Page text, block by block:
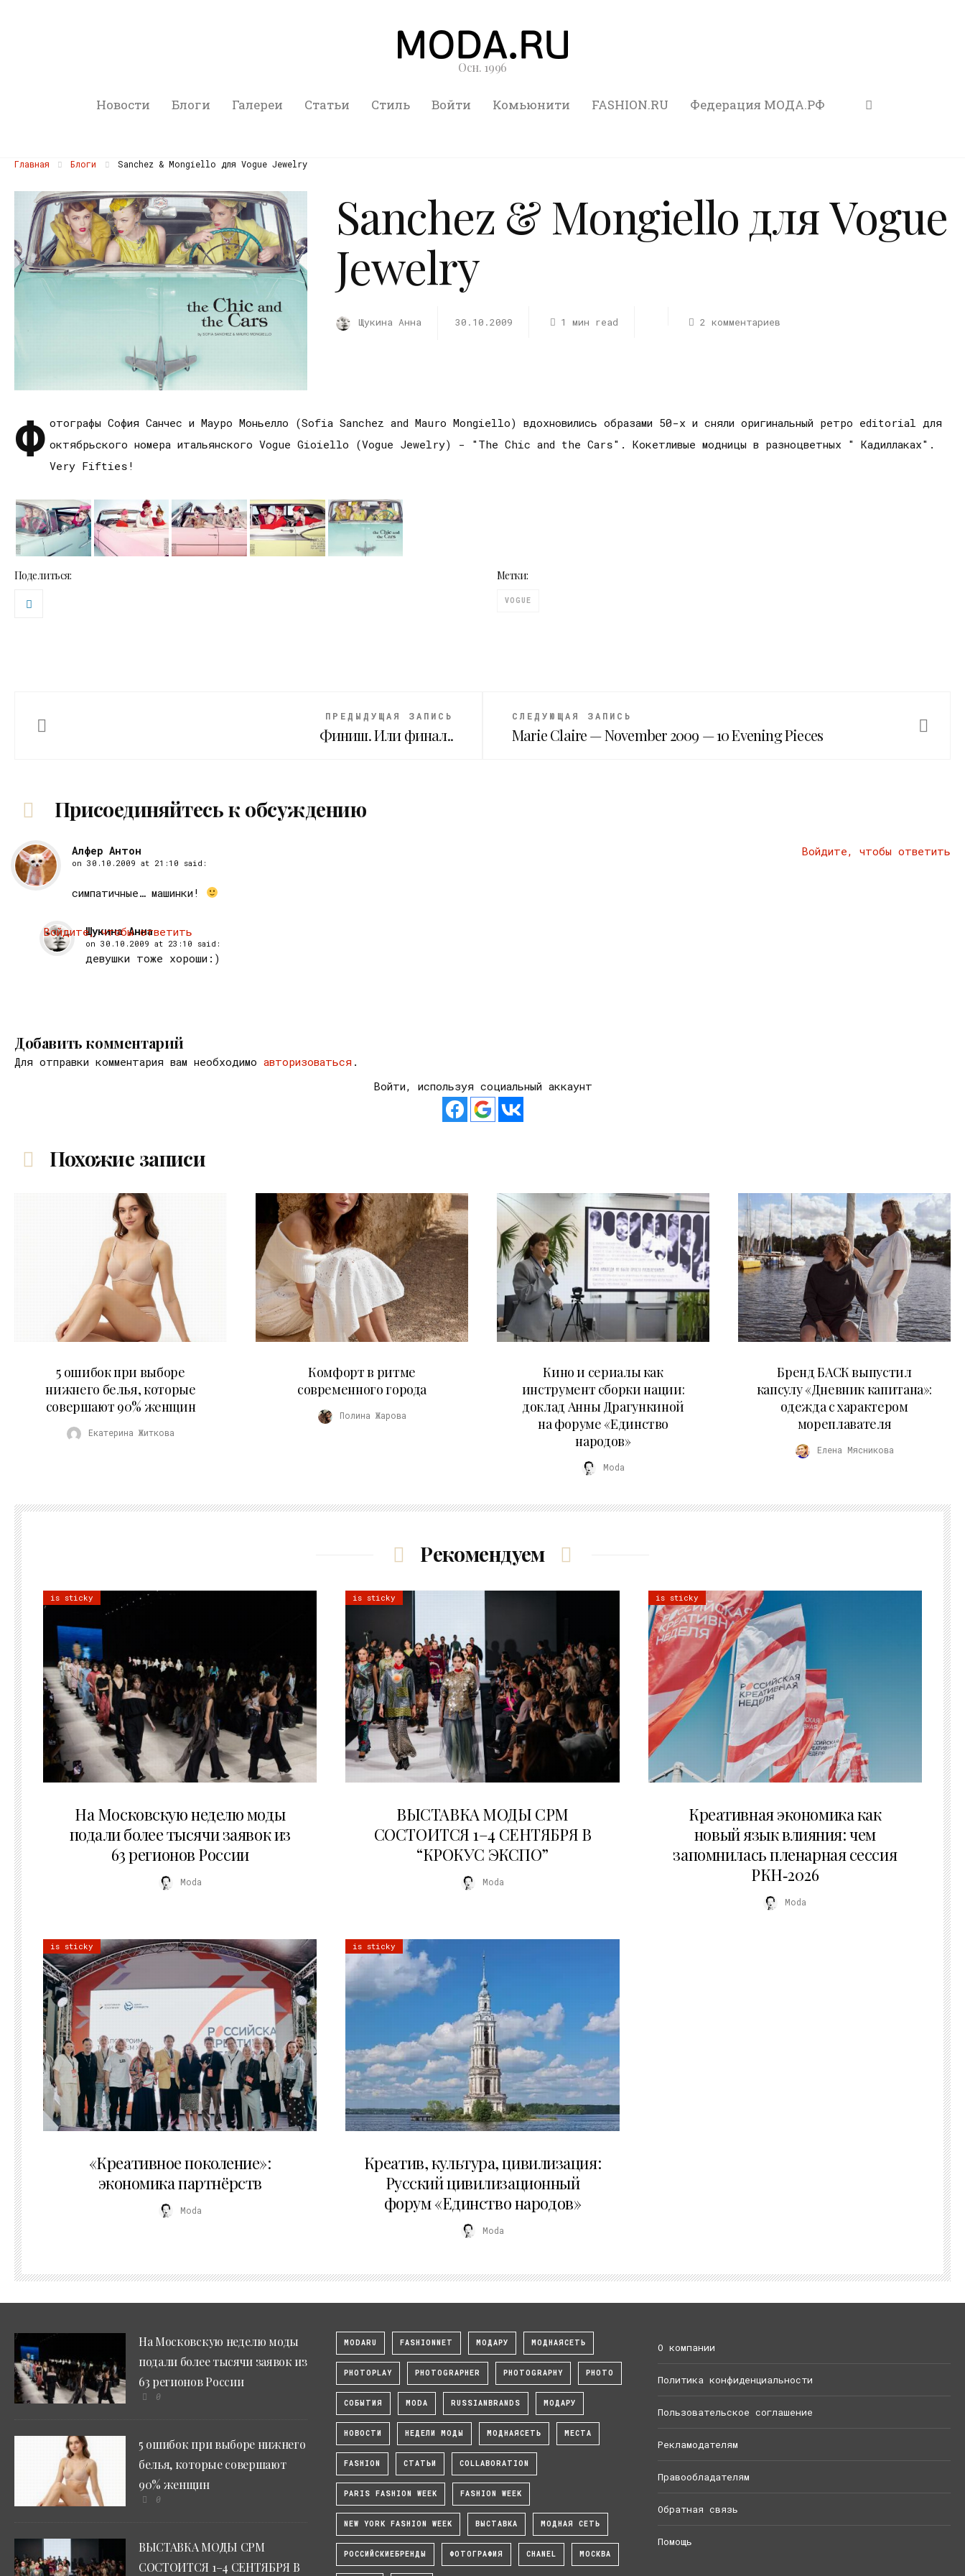
Осн. 1996
Новости Блоги Галереи Статьи Стиль Войти Комьюнити FASHION.RU Федерация МОДА.РФ
Главная Блоги Sanchez & Mongiello для Vogue Jewelry
Sanchez & Mongiello для Vogue
Jewelry
Щукина Анна 30.10.2009 1 мин read 2 комментариев
Ф отографы София Санчес и Мауро Моньелло (Sofia Sanchez and Mauro Mongiello) вдохновились образами 50-х и сняли оригинальный ретро editorial для
октябрьского номера итальянского Vogue Gioiello (Vogue Jewelry) - "The Chic and the Cars". Кокетливые модницы в разноцветных " Кадиллаках".
Very Fifties!
Поделиться: Метки:
VOGUE
ПРЕДЫДУЩАЯ ЗАПИСЬ
Финиш. Или финал..
СЛЕДУЮЩАЯ ЗАПИСЬ
Marie Claire — November 2009 — 10 Evening Pieces
Присоединяйтесь к обсуждению
Алфер Антон
on 30.10.2009 at 21:10 said:
симпатичные… машинки!
Войдите, чтобы ответить
Щукина Анна
on 30.10.2009 at 23:10 said:
девушки тоже хороши:)
Войдите, чтобы ответить
Добавить комментарий
Для отправки комментария вам необходимо авторизоваться .
Войти, используя социальный аккаунт
Похожие записи
5 ошибок при выборе
нижнего белья, которые
совершают 90% женщин
Екатерина Житкова
Комфорт в ритме
современного города
Полина Жарова
Кино и сериалы как
инструмент сборки нации:
доклад Анны Драгункиной
на форуме «Единство
народов»
Moda
Бренд БАСК выпустил
капсулу «Дневник капитана»:
одежда с характером
мореплавателя
Елена Мясникова
Рекомендуем
is sticky
На Московскую неделю моды
подали более тысячи заявок из
63 регионов России
Moda
is sticky
ВЫСТАВКА МОДЫ CPM
СОСТОИТСЯ 1–4 СЕНТЯБРЯ В
“КРОКУС ЭКСПО”
Moda
is sticky
Креативная экономика как
новый язык влияния: чем
запомнилась пленарная сессия
РКН‑2026
Moda
is sticky
«Креативное поколение»:
экономика партнёрств
Moda
is sticky
Креатив, культура, цивилизация:
Русский цивилизационный
форум «Единство народов»
Moda
На Московскую неделю моды
подали более тысячи заявок из
63 регионов России
0
5 ошибок при выборе нижнего
белья, которые совершают
90% женщин
0
ВЫСТАВКА МОДЫ CPM
СОСТОИТСЯ 1–4 СЕНТЯБРЯ В
MODARU FASHIONNET МОДАРУ МОДНАЯСЕТЬ
PHOTOPLAY PHOTOGRAPHER PHOTOGRAPHY PHOTO
СОБЫТИЯ MODA RUSSIANBRANDS МОДАРУ
НОВОСТИ НЕДЕЛИ МОДЫ МОДНАЯСЕТЬ МЕСТА
FASHION СТАТЬИ COLLABORATION
PARIS FASHION WEEK FASHION WEEK
NEW YORK FASHION WEEK ВЫСТАВКА МОДНАЯ СЕТЬ
РОССИЙСКИЕБРЕНДЫ ФОТОГРАФИЯ CHANEL МОСКВА
О компании
Политика конфиденциальности
Пользовательское соглашение
Рекламодателям
Правообладателям
Обратная связь
Помощь